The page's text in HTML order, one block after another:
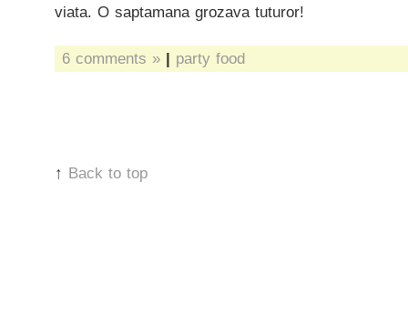
viata. O saptamana grozava tuturor!
6 comments » | party food
↑ Back to top